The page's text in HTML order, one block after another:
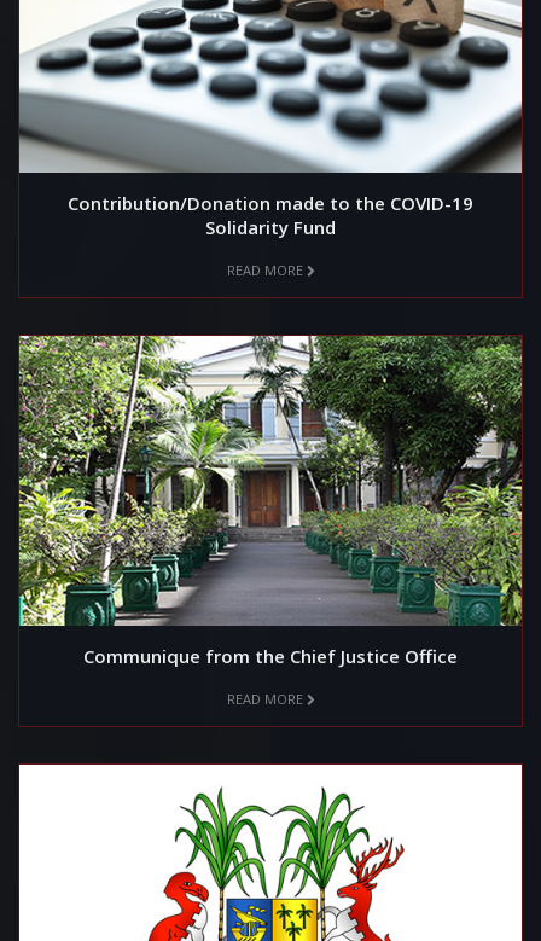
Contribution/Donation made to the COVID-19
Solidarity Fund
READ MORE
Communique from the Chief Justice Office
READ MORE